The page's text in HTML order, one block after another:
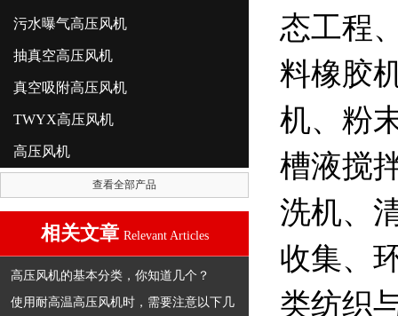
污水曝气高压风机
抽真空高压风机
真空吸附高压风机
TWYX高压风机
高压风机
查看全部产品
相关文章 Relevant Articles
高压风机的基本分类，你知道几个？
使用耐高温高压风机时，需要注意以下几
态工程
料橡胶
机、粉
槽液搅
洗机、
收集、
类纺织